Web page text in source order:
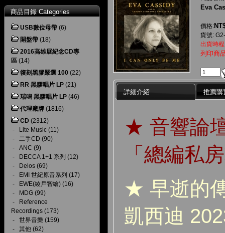
商品目錄 Categories
USB數位母帶 (6)
開盤帶 (18)
2016高雄展紀念CD專
區 (14)
復刻黑膠嚴選 100 (22)
RR 黑膠唱片 LP (21)
瑞鳴 黑膠唱片 LP (46)
代理廠牌 (1816)
CD (2312)
-
Lite Music (11)
- 二手CD (90)
- ANC (9)
-
DECCA 1+1 系列 (12)
-
Delos (69)
-
EMI 世紀原音系列 (17)
-
EWE(綾戶智繪) (16)
-
MDG (99)
-
Reference
Recordings (173)
- 世界音樂 (159)
- 其他 (62)
Eva
價格:
貨號:
出貨時
列印商
詳細介紹 推薦購
★ 音響論
「總編私
★ 早逝的
凱西迪